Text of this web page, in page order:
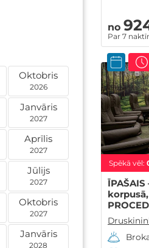
Oktobris
2026
Janvāris
2027
Aprīlis
2027
Jūlijs
2027
Oktobris
2027
Janvāris
2028
no
Par 7
Spēkā vēl: